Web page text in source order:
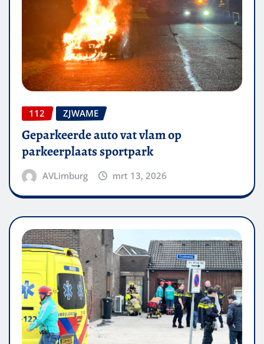
112 ZJWAME
Geparkeerde auto vat vlam op
parkeerplaats sportpark
AVLimburg mrt 13, 2026